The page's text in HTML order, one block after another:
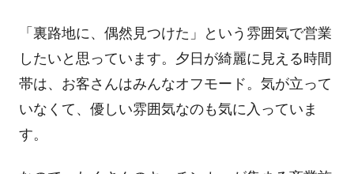
「裏路地に、偶然見つけた」という雰囲気で営業
したいと思っています。夕日が綺麗に見える時間
帯は、お客さんはみんなオフモード。気が立って
いなくて、優しい雰囲気なのも気に入っていま
す。